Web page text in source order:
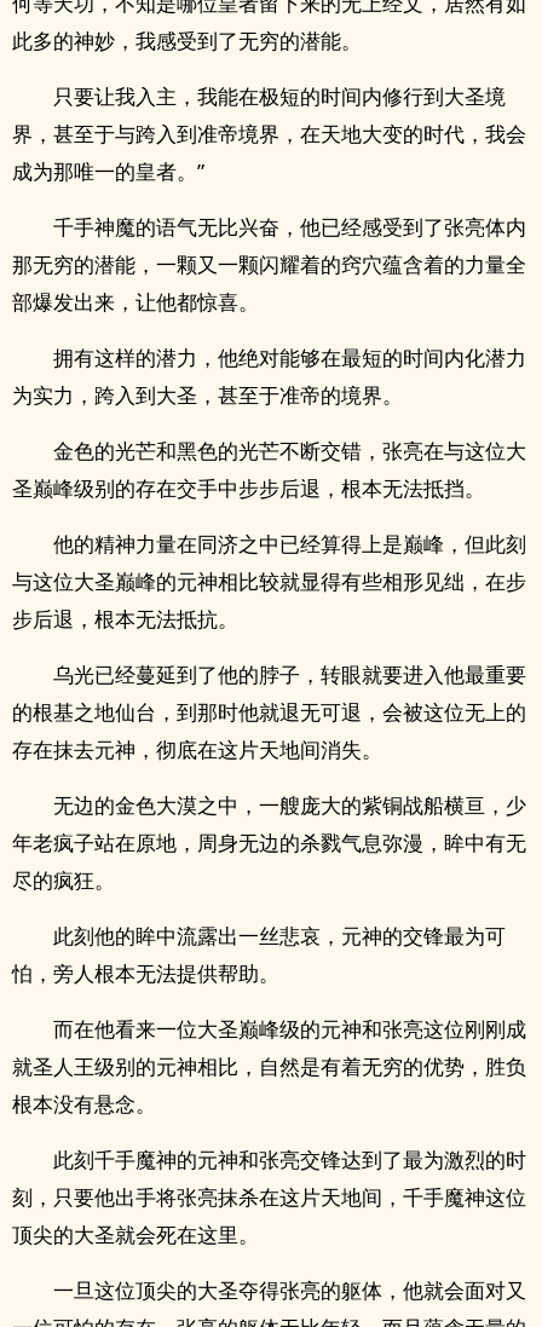
此多的神妙，我感受到了无穷的潜能。
只要让我入主，我能在极短的时间内修行到大圣境
界，甚至于与跨入到准帝境界，在天地大变的时代，我会
成为那唯一的皇者。”
千手神魔的语气无比兴奋，他已经感受到了张亮体内
那无穷的潜能，一颗又一颗闪耀着的窍穴蕴含着的力量全
部爆发出来，让他都惊喜。
拥有这样的潜力，他绝对能够在最短的时间内化潜力
为实力，跨入到大圣，甚至于准帝的境界。
金色的光芒和黑色的光芒不断交错，张亮在与这位大
圣巅峰级别的存在交手中步步后退，根本无法抵挡。
他的精神力量在同济之中已经算得上是巅峰，但此刻
与这位大圣巅峰的元神相比较就显得有些相形见绌，在步
步后退，根本无法抵抗。
乌光已经蔓延到了他的脖子，转眼就要进入他最重要
的根基之地仙台，到那时他就退无可退，会被这位无上的
存在抹去元神，彻底在这片天地间消失。
无边的金色大漠之中，一艘庞大的紫铜战船横亘，少
年老疯子站在原地，周身无边的杀戮气息弥漫，眸中有无
尽的疯狂。
此刻他的眸中流露出一丝悲哀，元神的交锋最为可
怕，旁人根本无法提供帮助。
而在他看来一位大圣巅峰级的元神和张亮这位刚刚成
就圣人王级别的元神相比，自然是有着无穷的优势，胜负
根本没有悬念。
此刻千手魔神的元神和张亮交锋达到了最为激烈的时
刻，只要他出手将张亮抹杀在这片天地间，千手魔神这位
顶尖的大圣就会死在这里。
一旦这位顶尖的大圣夺得张亮的躯体，他就会面对又